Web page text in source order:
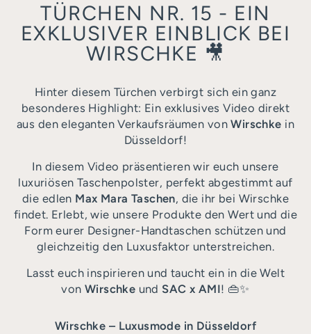
TÜRCHEN NR. 15 - EIN
EXKLUSIVER EINBLICK BEI
WIRSCHKE 🎥
Hinter diesem Türchen verbirgt sich ein ganz
besonderes Highlight: Ein exklusives Video direkt
aus den eleganten Verkaufsräumen vonWirschke in
Düsseldorf!
In diesem Video präsentieren wir euch unsere
luxuriösen Taschenpolster, perfekt abgestimmt auf
die edlen Max Mara Taschen, die ihr bei Wirschke
findet. Erlebt, wie unsere Produkte den Wert und die
Form eurer Designer-Handtaschen schützen und
gleichzeitig den Luxusfaktor unterstreichen.
Lasst euch inspirieren und taucht ein in die Welt
von Wirschke und SAC x AMI! 👜✨
Wirschke – Luxusmode in Düsseldorf